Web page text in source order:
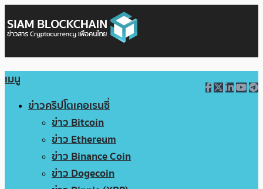
เมนู
ข่าวคริปโตเคอเรนซี่
ข่าว Bitcoin
ข่าว Ethereum
ข่าว Binance Coin
ข่าว Dogecoin